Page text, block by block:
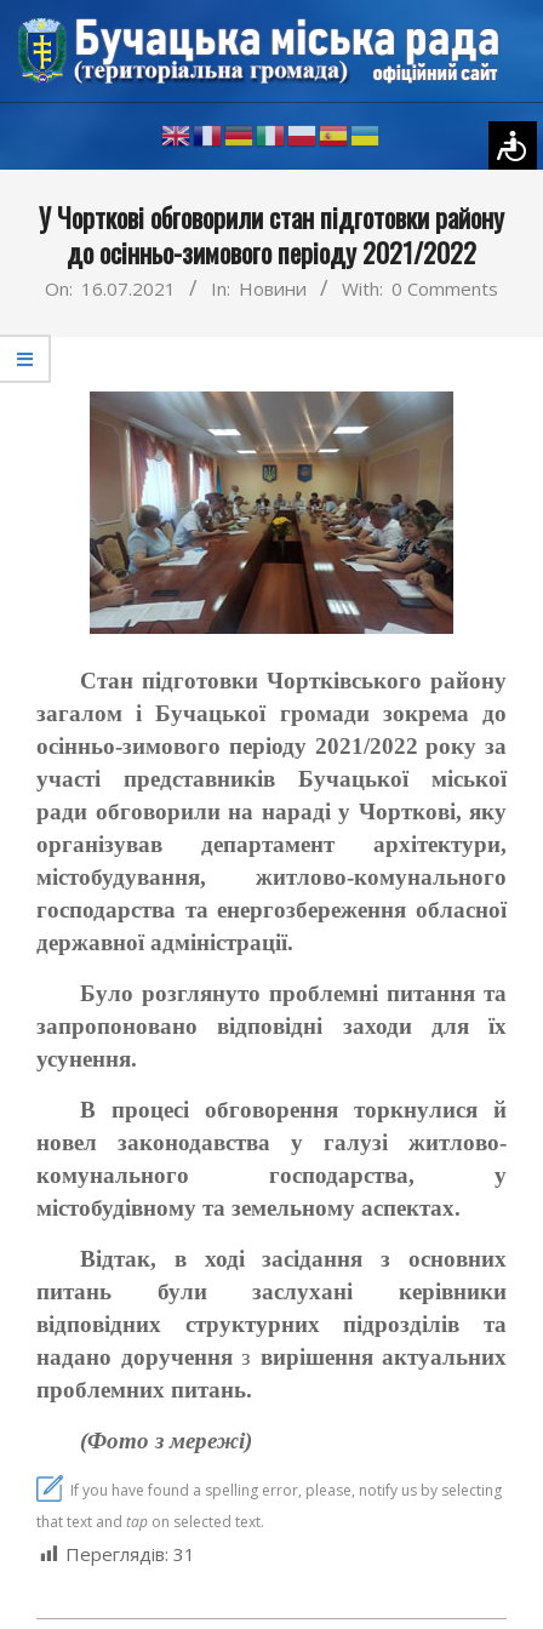
Skip
content
Navigation
У Чорткові обговорили стан підготовки району
до осінньо-зимового періоду 2021/2022
On: 16.07.2021 In: Новини With: 0 Comments
Стан підготовки Чортківського району
загалом і Бучацької громади зокрема до
осінньо-зимового періоду 2021/2022 року за
участі представників Бучацької міської
ради обговорили на нараді у Чорткові, яку
організував департамент архітектури,
містобудування, житлово-комунального
господарства та енергозбереження обласної
державної адміністрації.
Було розглянуто проблемні питання та
запропоновано відповідні заходи для їх
усунення.
В процесі обговорення торкнулися й
новел законодавства у галузі житлово-
комунального господарства, у
містобудівному та земельному аспектах.
Відтак, в ході засідання з основних
питань були заслухані керівники
відповідних структурних підрозділів та
надано дорученняз вирішення актуальних
проблемних питань.
(Фото з мережі)
If you have found a spelling error, please, notify us by selecting
that text and tap on selected text.
Переглядів: 31